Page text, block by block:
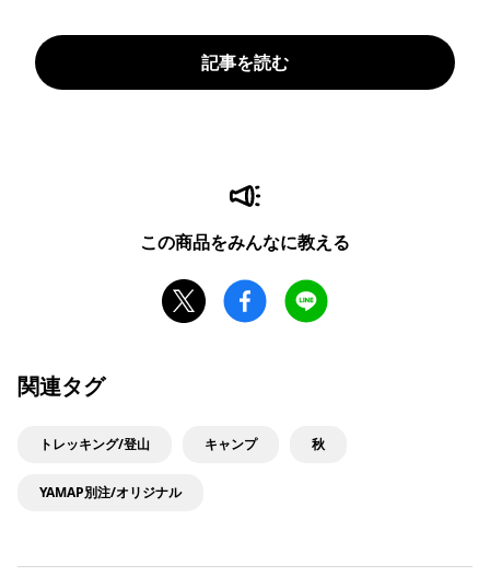
記事を読む
この商品をみんなに教える
関連タグ
トレッキング/登山 キャンプ 秋
YAMAP別注/オリジナル